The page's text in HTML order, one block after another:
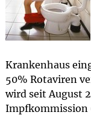
Krankenhaus
50% Rotaviren
wird seit August
Impfkommission